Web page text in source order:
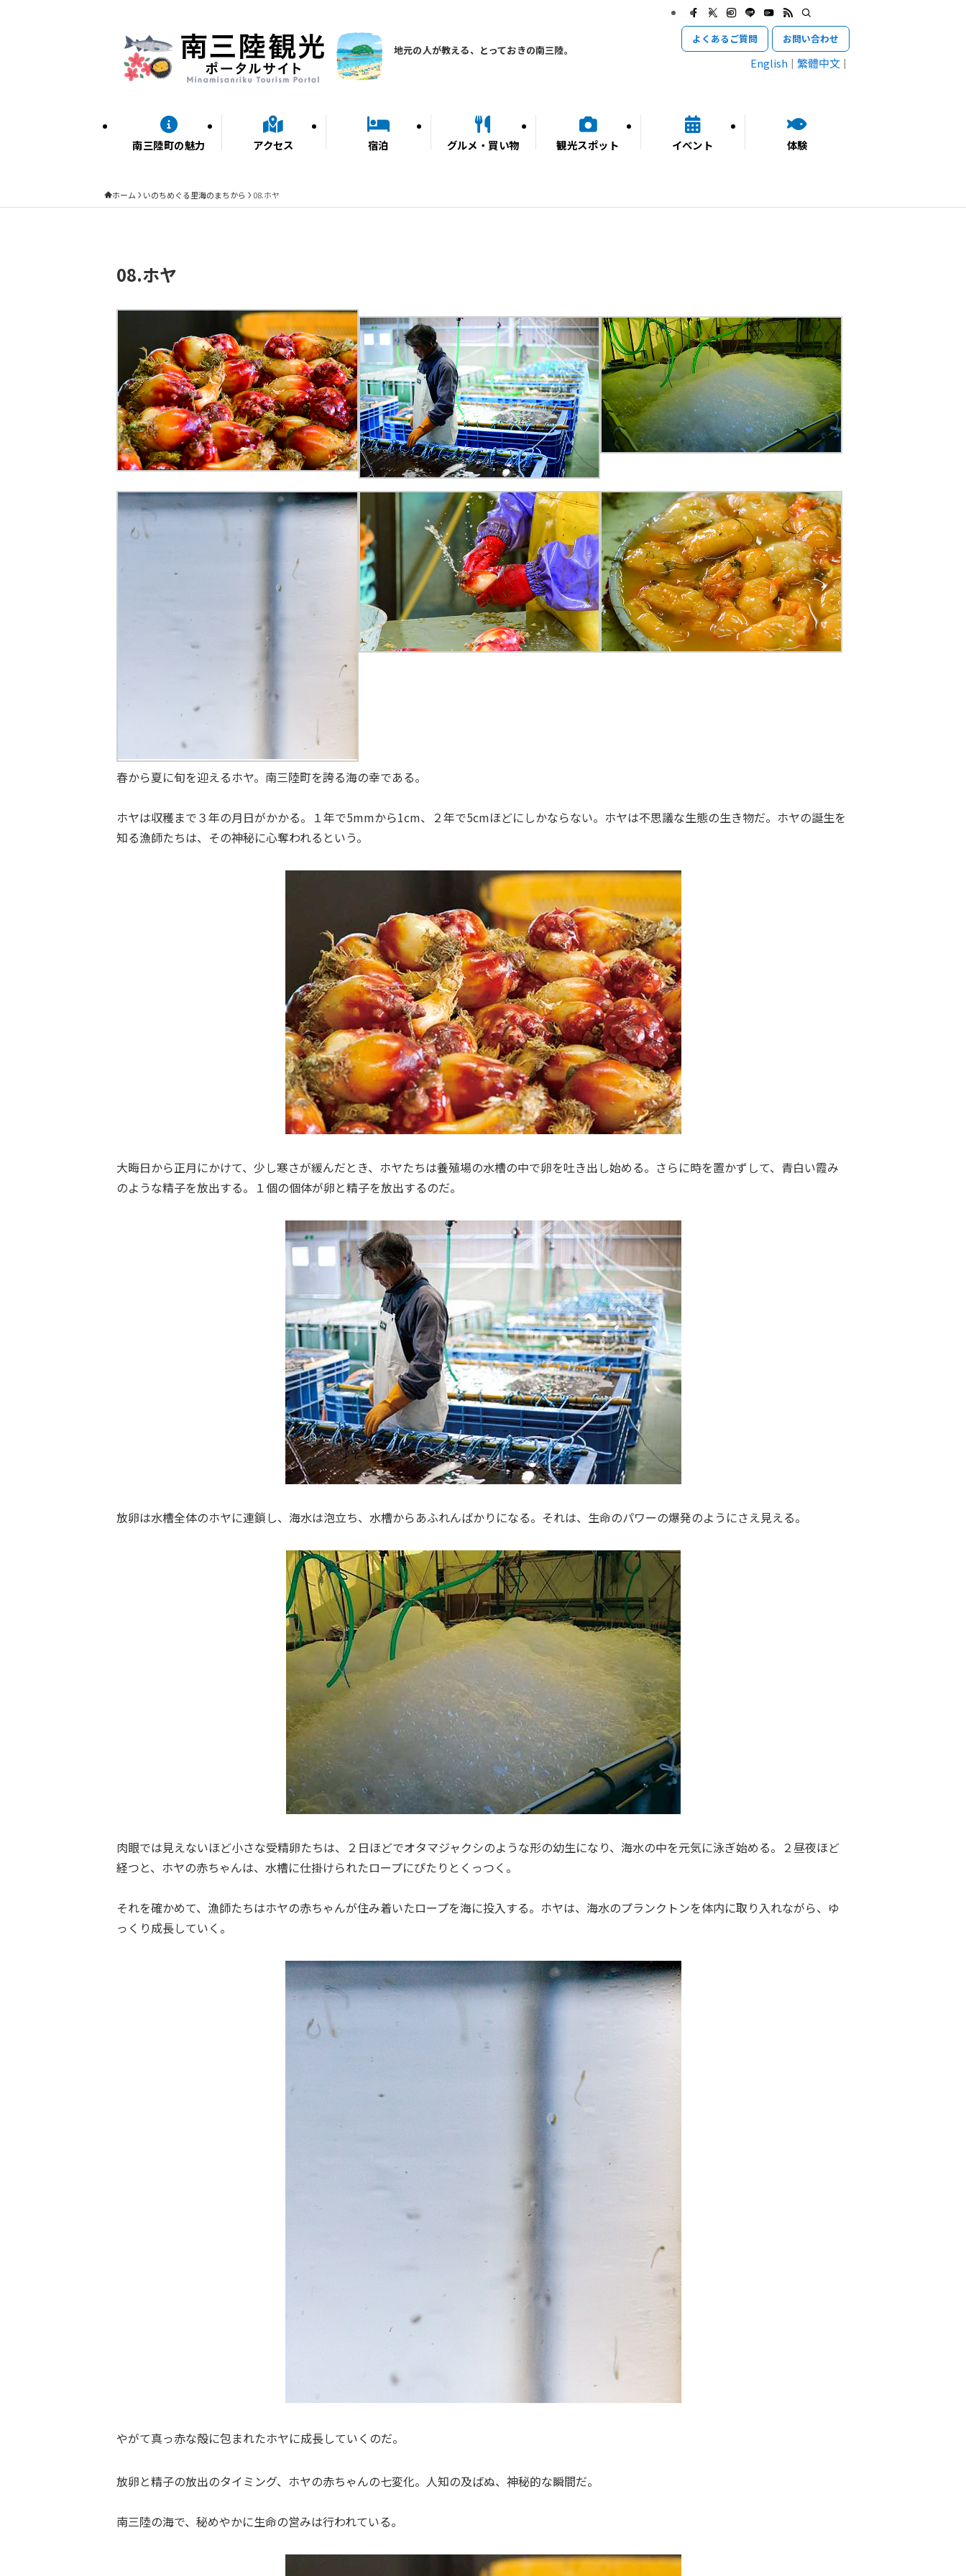
地元の人が教える、とっておきの南三陸。
南三陸町の魅力 アクセス 宿泊 グルメ・買い物 観光スポット イベント 体験
よくあるご質問 お問い合わせ
English 繁體中文
ホーム いのちめぐる里海のまちから 08.ホヤ
08.ホヤ
春から夏に旬を迎えるホヤ。南三陸町を誇る海の幸である。
ホヤは収穫まで３年の月日がかかる。１年で5mmから1cm、２年で5cmほどにしかならない。ホヤは不思議な生態の生き物だ。ホヤの誕生を
知る漁師たちは、その神秘に心奪われるという。
大晦日から正月にかけて、少し寒さが緩んだとき、ホヤたちは養殖場の水槽の中で卵を吐き出し始める。さらに時を置かずして、青白い霞み
のような精子を放出する。１個の個体が卵と精子を放出するのだ。
放卵は水槽全体のホヤに連鎖し、海水は泡立ち、水槽からあふれんばかりになる。それは、生命のパワーの爆発のようにさえ見える。
肉眼では見えないほど小さな受精卵たちは、２日ほどでオタマジャクシのような形の幼生になり、海水の中を元気に泳ぎ始める。２昼夜ほど
経つと、ホヤの赤ちゃんは、水槽に仕掛けられたロープにぴたりとくっつく。
それを確かめて、漁師たちはホヤの赤ちゃんが住み着いたロープを海に投入する。ホヤは、海水のプランクトンを体内に取り入れながら、ゆ
っくり成長していく。
やがて真っ赤な殻に包まれたホヤに成長していくのだ。
放卵と精子の放出のタイミング、ホヤの赤ちゃんの七変化。人知の及ばぬ、神秘的な瞬間だ。
南三陸の海で、秘めやかに生命の営みは行われている。